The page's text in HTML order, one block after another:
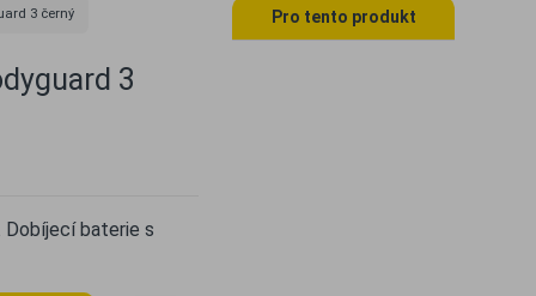
3 černý
3
Dobíjecí baterie s
Pro tento produkt